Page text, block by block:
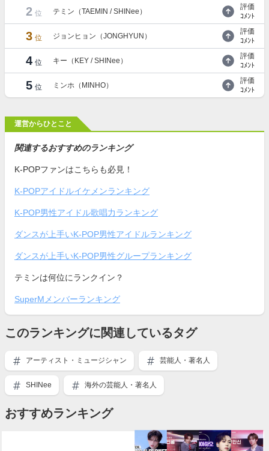
2 位 テミン（TAEMIN / SHINee）
評価
ｺﾒﾝﾄ
3 位 ジョンヒョン（JONGHYUN）
評価
ｺﾒﾝﾄ
4 位 キー（KEY / SHINee）
評価
ｺﾒﾝﾄ
5 位 ミンホ（MINHO）
評価
ｺﾒﾝﾄ
運営からひとこと
関連するおすすめのランキング
K-POPファンはこちらも必見！
K-POPアイドルイケメンランキング
K-POP男性アイドル歌唱力ランキング
ダンスが上手いK-POP男性アイドルランキング
ダンスが上手いK-POP男性グループランキング
テミンは何位にランクイン？
SuperMメンバーランキング
このランキングに関連しているタグ
アーティスト・ミュージシャン 芸能人・著名人
SHINee 海外の芸能人・著名人
おすすめランキング